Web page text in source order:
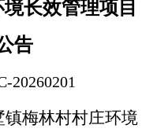
长效管理项目
告
20260201
镇梅林村村庄环境